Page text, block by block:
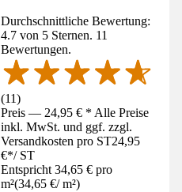
Durchschnittliche Bewertung:
4.7 von 5 Sternen. 11
Bewertungen.
(11)
Preis — 24,95 € * Alle Preise
inkl. MwSt. und ggf. zzgl.
Versandkosten pro ST24,95
€*/ ST
Entspricht 34,65 € pro
m²(34,65 €/ m²)